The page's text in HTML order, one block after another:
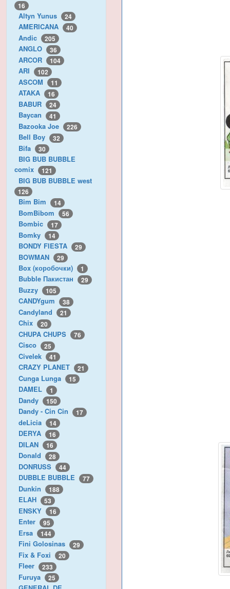
16
Altyn Yunus 24
AMERICANA 40
Andic 205
ANGLO 36
ARCOR 104
ARI 102
ASCOM 11
ATAKA 16
BABUR 24
Baycan 41
Bazooka Joe 226
Bell Boy 32
Bifa 30
BIG BUB BUBBLE
comix
121
BIG BUB BUBBLE west
126
Bim Bim 14
BomBibom 56
Bombic 17
Bomky 14
BONDY FIESTA 29
BOWMAN 29
Box (коробочки) 1
Bubble Пакистан 29
Buzzy 105
CANDYgum 38
Candyland 21
Chix 20
CHUPA CHUPS 76
Cisco 25
Civelek 41
CRAZY PLANET 21
Cunga Lunga 15
DAMEL 1
Dandy 150
Dandy - Cin Cin 17
deLicia 14
DERYA 16
DILAN 16
Donald 28
DONRUSS 44
DUBBLE BUBBLE 77
Dunkin 188
ELAH 53
ENSKY 16
Enter 95
Ersa 144
Fini Golosinas 29
Fix & Foxi 20
Fleer 233
Furuya 25